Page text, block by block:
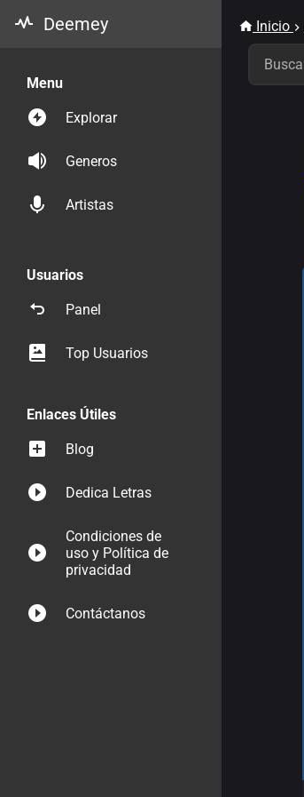
Deemey
Menu
Explorar
Generos
Artistas
Usuarios
Panel
Top Usuarios
Enlaces Útiles
Blog
Dedica Letras
Condiciones de
uso y Política de
privacidad
Contáctanos
Inicio